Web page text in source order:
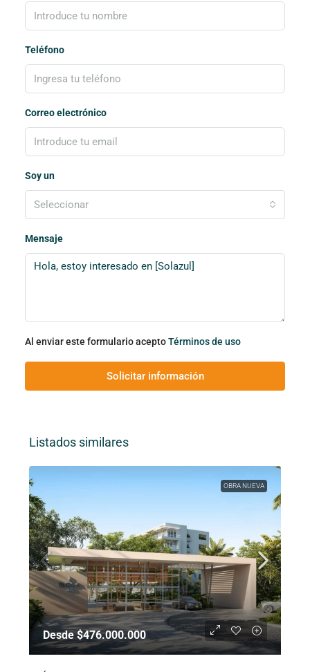
Teléfono
Correo electrónico
Soy un
Seleccionar
Mensaje
Al enviar este formulario aceptoTérminos de uso
Solicitar información
Listados similares
OBRA NUEVA
Desde $476.000.000